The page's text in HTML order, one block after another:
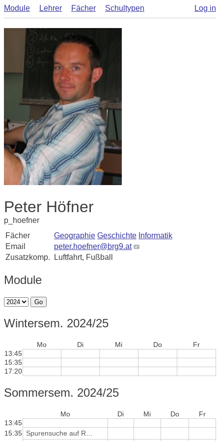
Module Lehrer Fächer Schultypen Log in
Peter Höfner
p_hoefner
Fächer
Geographie Geschichte Informatik
Email
peter.hoefner@brg9.at
Zusatzkomp.
Luftfahrt, Fußball
Module
Go
Wintersem. 2024/25
Mo Di Mi Do
Fr
13:45
15:35
17:20
Sommersem. 2024/25
Mo Di Mi Do
Fr
13:45
15:35
Spurensuche auf Rax und Semmering